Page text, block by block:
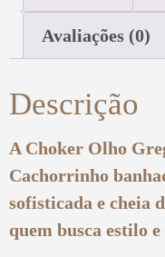
Avaliações (0)
Descrição
A Choker Olho
Cachorrinho
sofisticada e cheia
quem busca estilo